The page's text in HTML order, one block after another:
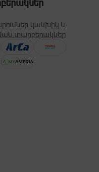
կանխիկ և
տարբերակներ